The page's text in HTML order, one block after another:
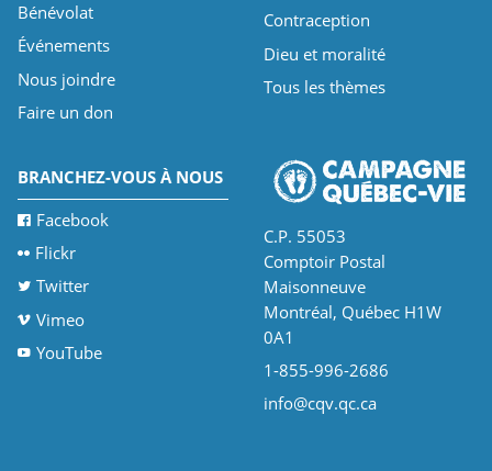
Bénévolat
Événements
Nous joindre
Faire un don
Contraception
Dieu et moralité
Tous les thèmes
BRANCHEZ-VOUS À NOUS
Facebook
Flickr
Twitter
Vimeo
YouTube
C.P. 55053
Comptoir Postal
Maisonneuve
Montréal, Québec H1W
0A1
1-855-996-2686
info@cqv.qc.ca